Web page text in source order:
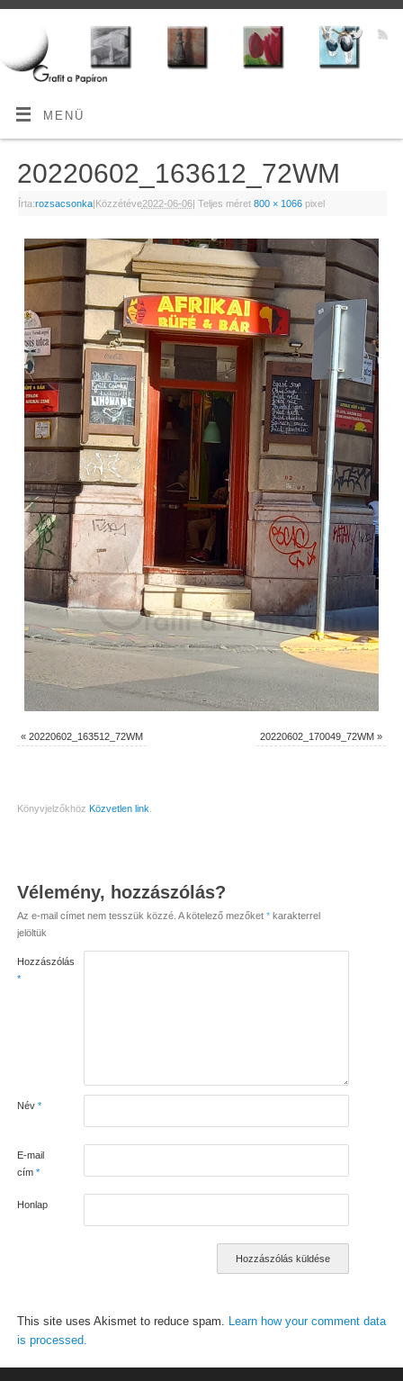
MENÜ
20220602_163612_72WM
Írta:rozsacsonka|Közzétéve2022-06-06| Teljes méret 800 × 1066pixel
« 20220602_163512_72WM 20220602_170049_72WM »
Könyvjelzőkhöz Közvetlen link
Vélemény, hozzászólás?
Az e-mail címet nem tesszük közzé. A kötelező mezőket *karakterrel
jelöltük
Hozzászólás
*
Név *
E-mail
cím *
Honlap
This site uses Akismet to reduce spam. Learn how your comment data
is processed.